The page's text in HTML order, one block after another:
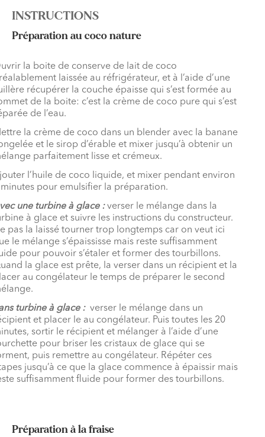
INSTRUCTIONS
Préparation au coco nature
la boite de conserve de lait de coco
laissée au réfrigérateur, et à l’aide d’une
récupérer la couche épaisse qui s’est formée au
de la boite: c’est la crème de coco pure qui s’est
de l’eau.
la crème de coco dans un blender avec la banane
et le sirop d’érable et mixer jusqu’à obtenir un
parfaitement lisse et crémeux.
l’huile de coco liquide, et mixer pendant environ
pour emulsifier la préparation.
une turbine à glace :verser le mélange dans la
à glace et suivre les instructions du constructeur.
pas la laissé tourner trop longtemps car on veut ici
le mélange s’épaississe mais reste suffisamment
pour pouvoir s’étaler et former des tourbillons.
la glace est prête, la verser dans un récipient et la
au congélateur le temps de préparer le second
turbine à glace :verser le mélange dans un
et placer le au congélateur. Puis toutes les 20
sortir le récipient et mélanger à l’aide d’une
pour briser les cristaux de glace qui se
puis remettre au congélateur. Répéter ces
jusqu’à ce que la glace commence à épaissir mais
suffisamment fluide pour former des tourbillons.
Préparation à la fraise